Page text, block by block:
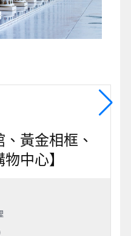
黃金相框、
中心】